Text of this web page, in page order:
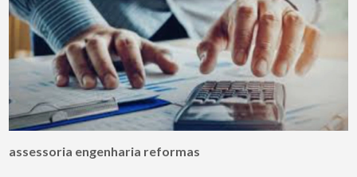
assessoria engenharia reformas